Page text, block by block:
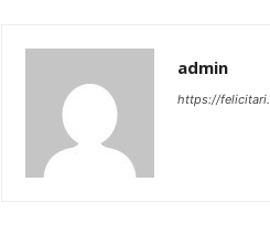
admin
https://